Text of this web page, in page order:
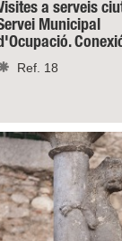
a serveis
Municipal
Ref. 18